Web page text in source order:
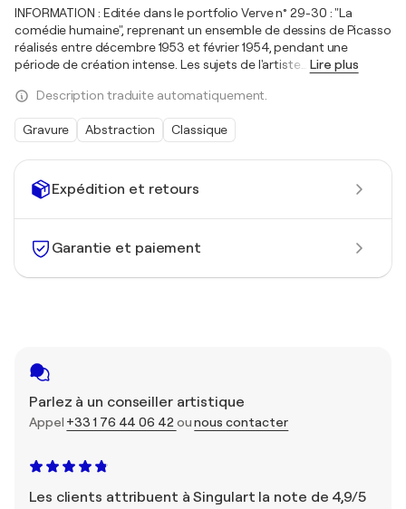
Expédition et retours
Garantie et paiement
Parlez à un conseiller artistique
Appel +33 1 76 44 06 42ounous contacter
Les clients attribuent à Singulart la note de 4,9/5
INFORMATION : Editée dans le portfolio Verve n° 29-30 : "La
comédie humaine", reprenant un ensemble de dessins de Picasso
réalisés entre décembre 1953 et février 1954, pendant une
période de création intense. Les sujets de l'artiste… Lire plus
Description traduite automatiquement.
Gravure Abstraction Classique